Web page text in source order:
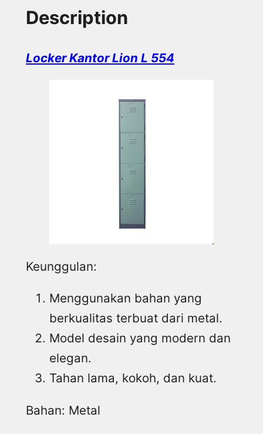
Description
Locker Kantor Lion L 554
Keunggulan:
Menggunakan bahan yang
berkualitas terbuat dari metal.
Model desain yang modern dan
elegan.
Tahan lama, kokoh, dan kuat.
Bahan: Metal